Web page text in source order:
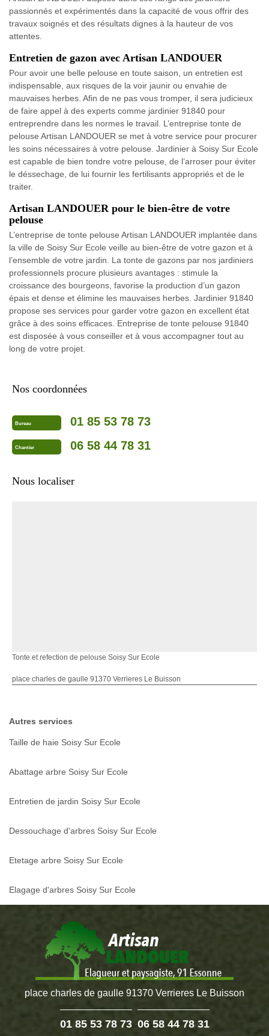
passionnés et expérimentés dans la capacité de vous offrir des
travaux soignés et des résultats dignes à la hauteur de vos
attentes.
Entretien de gazon avec Artisan LANDOUER
Pour avoir une belle pelouse en toute saison, un entretien est
indispensable, aux risques de la voir jaunir ou envahie de
mauvaises herbes. Afin de ne pas vous tromper, il sera judicieux
de faire appel à des experts comme jardinier 91840 pour
entreprendre dans les normes le travail. L’entreprise tonte de
pelouse Artisan LANDOUER se met à votre service pour procurer
les soins nécessaires à votre pelouse. Jardinier à Soisy Sur Ecole
est capable de bien tondre votre pelouse, de l’arroser pour éviter
le déssechage, de lui fournir les fertilisants appropriés et de le
traiter.
Artisan LANDOUER pour le bien-être de votre
pelouse
L’entreprise de tonte pelouse Artisan LANDOUER implantée dans
la ville de Soisy Sur Ecole veille au bien-être de votre gazon et à
l’ensemble de votre jardin. La tonte de gazons par nos jardiniers
professionnels procure plusieurs avantages : stimule la
croissance des bourgeons, favorise la production d’un gazon
épais et dense et élimine les mauvaises herbes. Jardinier 91840
propose ses services pour garder votre gazon en excellent état
grâce à des soins efficaces. Entreprise de tonte pelouse 91840
est disposée à vous conseiller et à vous accompagner tout au
long de votre projet.
Nos coordonnées
Bureau 01 85 53 78 73
Chantier 06 58 44 78 31
Nous localiser
Tonte et refection de pelouse Soisy Sur Ecole
place charles de gaulle 91370 Verrieres Le Buisson
Autres services
Taille de haie Soisy Sur Ecole
Abattage arbre Soisy Sur Ecole
Entretien de jardin Soisy Sur Ecole
Dessouchage d'arbres Soisy Sur Ecole
Etetage arbre Soisy Sur Ecole
Elagage d'arbres Soisy Sur Ecole
place charles de gaulle 91370 Verrieres Le Buisson
01 85 53 78 73 -06 58 44 78 31